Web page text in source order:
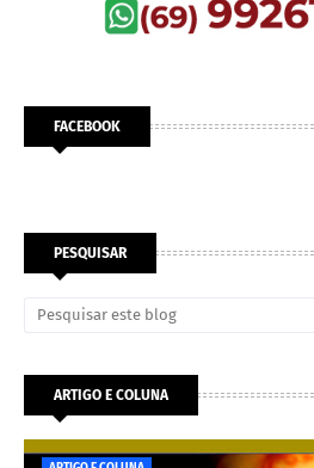
FACEBOOK
PESQUISAR
ARTIGO E COLUNA